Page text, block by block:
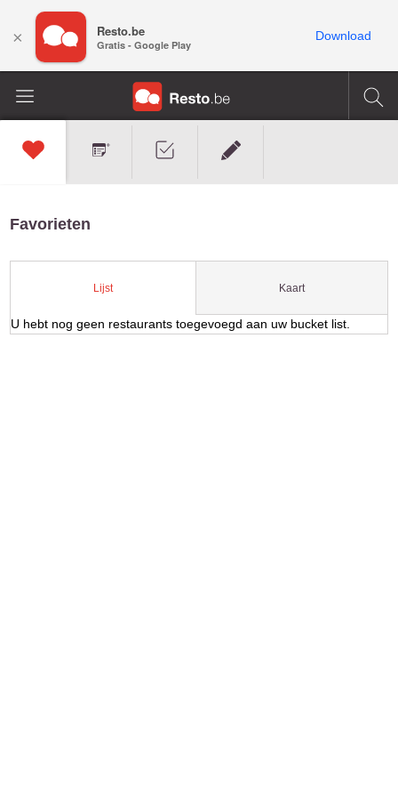
Favorieten
Lijst Kaart
U hebt nog geen restaurants toegevoegd aan uw bucket list.
× Resto.be
Gratis - Google Play
Download